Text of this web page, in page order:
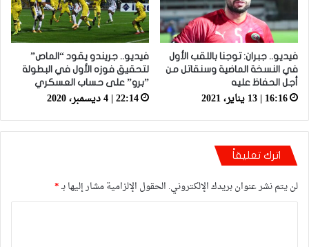
فيديو.. جبران: توجنا باللقب الأول
في النسخة الماضية وسنقاتل من
أجل الحفاظ عليه
16:16 | 13 يناير، 2021
فيديو.. جريندو يقود “الماص”
لتحقيق فوزه الأول في البطولة
”برو” على حساب العسكري
22:14 | 4 ديسمبر، 2020
اترك تعليقاً
لن يتم نشر عنوان بريدك الإلكتروني. الحقول الإلزامية مشار إليها بـ*